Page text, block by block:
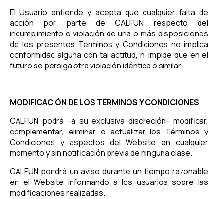
El Usuario entiende y acepta que cualquier falta de
acción por parte de CALFUN respecto del
incumplimiento o violación de una o más disposiciones
de los presentes Términos y Condiciones no implica
conformidad alguna con tal actitud, ni impide que en el
futuro se persiga otra violación idéntica o similar.
MODIFICACIÓN DE LOS TÉRMINOS Y CONDICIONES
CALFUN podrá -a su exclusiva discreción- modificar,
complementar, eliminar o actualizar los Términos y
Condiciones y aspectos del Website en cualquier
momento y sin notificación previa de ninguna clase.
CALFUN pondrá un aviso durante un tiempo razonable
en el Website informando a los usuarios sobre las
modificaciones realizadas.